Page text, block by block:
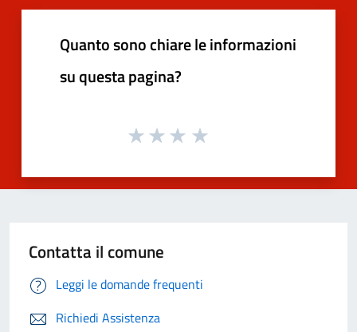
Quanto sono chiare le informazioni
su questa pagina?
Contatta il comune
Leggi le domande frequenti
Richiedi Assistenza